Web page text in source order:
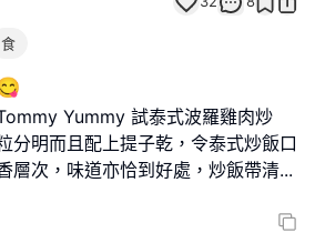
食
Yummy 試泰式波羅雞肉炒
分明而且配上提子乾，令泰式炒飯口
層次，味道亦恰到好處，炒飯帶清...